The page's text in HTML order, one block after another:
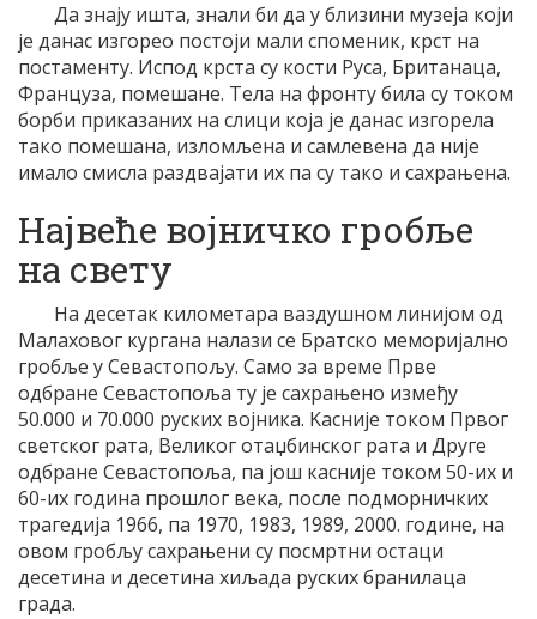
Да знају ишта, знали би да у близини музеја који
је данас изгорео постоји мали споменик, крст на
постаменту. Испод крста су кости Руса, Британаца,
Француза, помешане. Тела на фронту била су током
борби приказаних на слици која је данас изгорела
тако помешана, изломљена и самлевена да није
имало смисла раздвајати их па су тако и сахрањена.
Највеће војничко гробље
на свету
На десетак километара ваздушном линијом од
Малаховог кургана налази се Братско меморијално
гробље у Севастопољу. Само за време Прве
одбране Севастопоља ту је сахрањено између
50.000 и 70.000 руских војника. Kасније током Првог
светског рата, Великог отаџбинског рата и Друге
одбране Севастопоља, па још касније током 50-их и
60-их година прошлог века, после подморничких
трагедија 1966, па 1970, 1983, 1989, 2000. године, на
овом гробљу сахрањени су посмртни остаци
десетина и десетина хиљада руских бранилаца
града.